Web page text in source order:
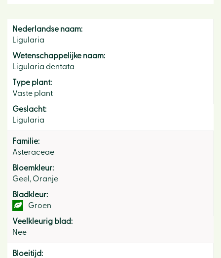
Nederlandse naam:
Ligularia
Wetenschappelijke naam:
Ligularia dentata
Type plant:
Vaste plant
Geslacht:
Ligularia
Familie:
Asteraceae
Bloemkleur:
Geel, Oranje
Bladkleur:
Groen
Veelkleurig blad:
Nee
Bloeitijd: